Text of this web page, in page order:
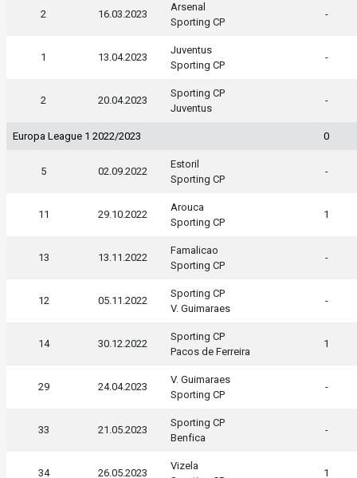
2 16.03.2023
Arsenal
Sporting CP
-
1 13.04.2023
Juventus
Sporting CP
-
2 20.04.2023
Sporting CP
Juventus
-
Europa League 1 2022/2023 0
5 02.09.2022
Estoril
Sporting CP
-
11 29.10.2022
Arouca
Sporting CP
1
13 13.11.2022
Famalicao
Sporting CP
-
12 05.11.2022
Sporting CP
V. Guimaraes
-
14 30.12.2022
Sporting CP
Pacos de Ferreira
1
29 24.04.2023
V. Guimaraes
Sporting CP
-
33 21.05.2023
Sporting CP
Benfica
-
34 26.05.2023
Vizela
1